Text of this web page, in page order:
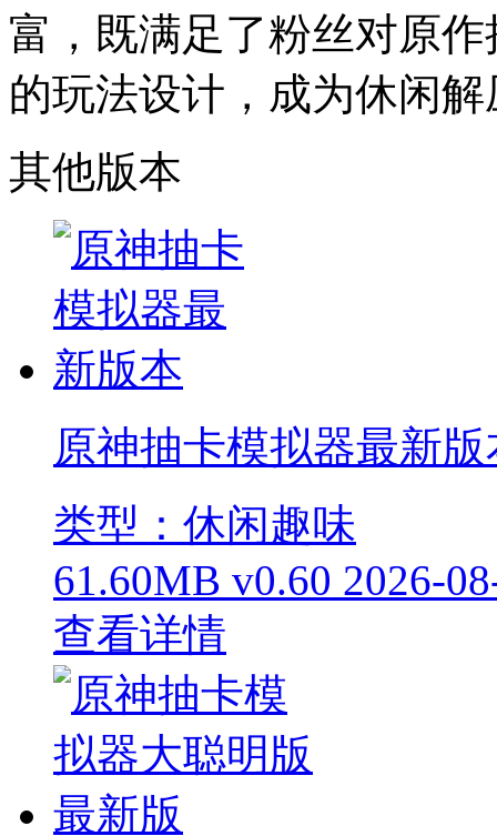
富，既满足了粉丝对原
的玩法设计，成为休闲
其他版本
原神抽卡模拟器最新版
类型：休闲趣味
61.60MB v0.60 2026-
查看详情